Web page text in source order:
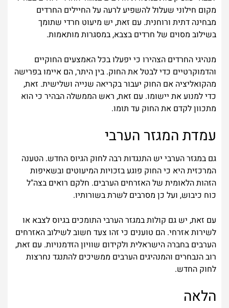
מקום חילוני שעלול להשפיע לרעה על החיילים החרדים
מבחינה דתית ורוחנית. עם זאת, יש מיעוט חרדי שתומך
בשילוב מסוים של חרדים בצבא, במסגרות מותאמות.
מנהיגי החרדים הצהירו כי יפעלו בכל האמצעים החוקיים
והדמוקרטיים כדי לבטל את החוק. בין היתר, הם איימו בפרישה
מהקואליציה אם החוק יעבור בקריאה שנייה ושלישית. זאת,
כדי למנוע את יישומו. עם זאת, ראש הממשלה הבהיר כי הוא
מתכוון לקדם את החוק עד תומו.
עמדת המגזר הערבי
גם במגזר הערבי יש התנגדות רבה לחוק הגיוס החדש. הטענה
המרכזית היא כי החוק פוגע בזכויות המיעוטים ובשאיפות
הזהות הלאומית של האזרחים הערבים. חלקם רואים בצה"ל
כוח כיבוש, ועל כן מסרבים לשרת בשורותיו.
עם זאת, יש גם קולות במגזר הערבי התומכים בגיוס לצבא או
לשירות אזרחי. הם טוענים כי זהו צעד חשוב לשילוב האזרחים
הערבים בחברה הישראלית ולקידום שוויון הזדמנויות. עם זאת,
רוב הנבחרים והמנהיגים הערבים ממשיכים להתנגד נחרצות
לחוק החדש.
הלאה